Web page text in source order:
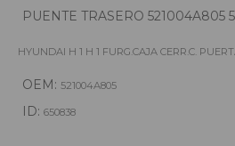
PUENTE TRASERO 521004A805
HYUNDAI H 1 H 1 FURG.CAJA CERR.C.
OEM: 521004A805
ID: 650838